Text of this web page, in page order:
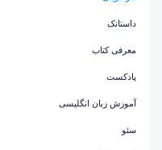
داستانک
معرفی کتاب
پادکست
آموزش زبان انگلیسی
سئو